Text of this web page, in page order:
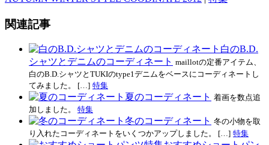
関連記事
白のB.D.
シャツとデニムのコーディネート maillotの定番アイテム、
白のB.D.シャツとTUKIのtype1デニムをベースにコーディネートし
てみました。 […] 特集
夏のコーディネート 着画を数点追
加しました。 特集
冬のコーディネート 冬の小物を取
り入れたコーディネートをいくつかアップしました。 […] 特集